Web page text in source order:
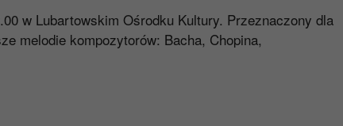
w Lubartowskim Ośrodku Kultury. Przeznaczony dla
melodie kompozytorów: Bacha, Chopina,